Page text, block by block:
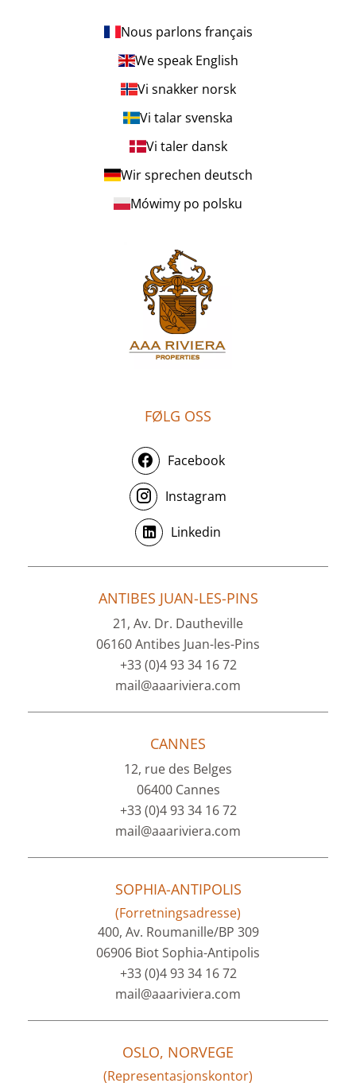
Nous parlons français
We speak English
Vi snakker norsk
Vi talar svenska
Vi taler dansk
Wir sprechen deutsch
Mówimy po polsku
FØLG OSS
Facebook
Instagram
Linkedin
ANTIBES JUAN-LES-PINS
21, Av. Dr. Dautheville
06160 Antibes Juan-les-Pins
+33 (0)4 93 34 16 72
mail@aaariviera.com
CANNES
12, rue des Belges
06400 Cannes
+33 (0)4 93 34 16 72
mail@aaariviera.com
SOPHIA-ANTIPOLIS
(Forretningsadresse)
400, Av. Roumanille/BP 309
06906 Biot Sophia-Antipolis
+33 (0)4 93 34 16 72
mail@aaariviera.com
OSLO, NORVEGE
(Representasjonskontor)